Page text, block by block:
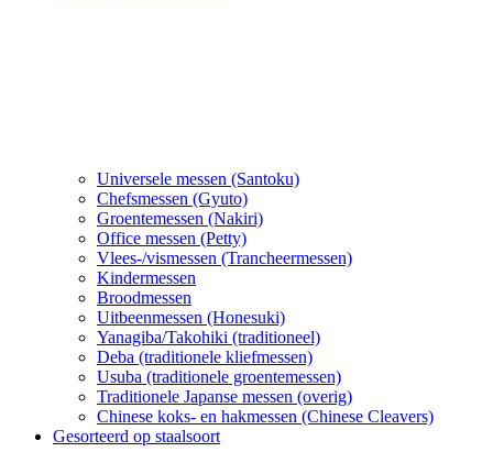
Universele messen (Santoku)
Chefsmessen (Gyuto)
Groentemessen (Nakiri)
Office messen (Petty)
Vlees-/vismessen (Trancheermessen)
Kindermessen
Broodmessen
Uitbeenmessen (Honesuki)
Yanagiba/Takohiki (traditioneel)
Deba (traditionele kliefmessen)
Usuba (traditionele groentemessen)
Traditionele Japanse messen (overig)
Chinese koks- en hakmessen (Chinese Cleavers)
Gesorteerd op staalsoort